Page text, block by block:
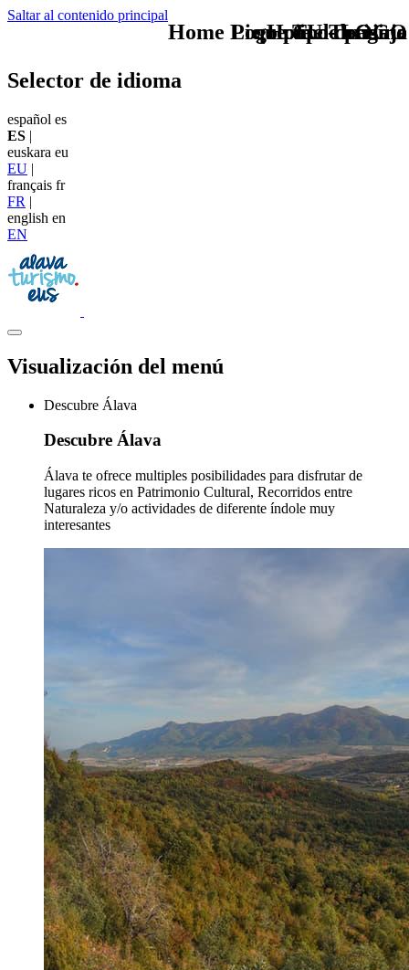
Saltar al contenido principal
TU - LOGO
Selector de idioma
español es
ES |
euskara eu
EU |
français fr
FR |
english en
EN
Visualización del menú
Descubre Álava
Descubre Álava
Álava te ofrece multiples posibilidades para disfrutar de
lugares ricos en Patrimonio Cultural, Recorridos entre
Naturaleza y/o actividades de diferente índole muy
interesantes
que tipo de viaje
Home Logo pie de página
Pie Home Turismo